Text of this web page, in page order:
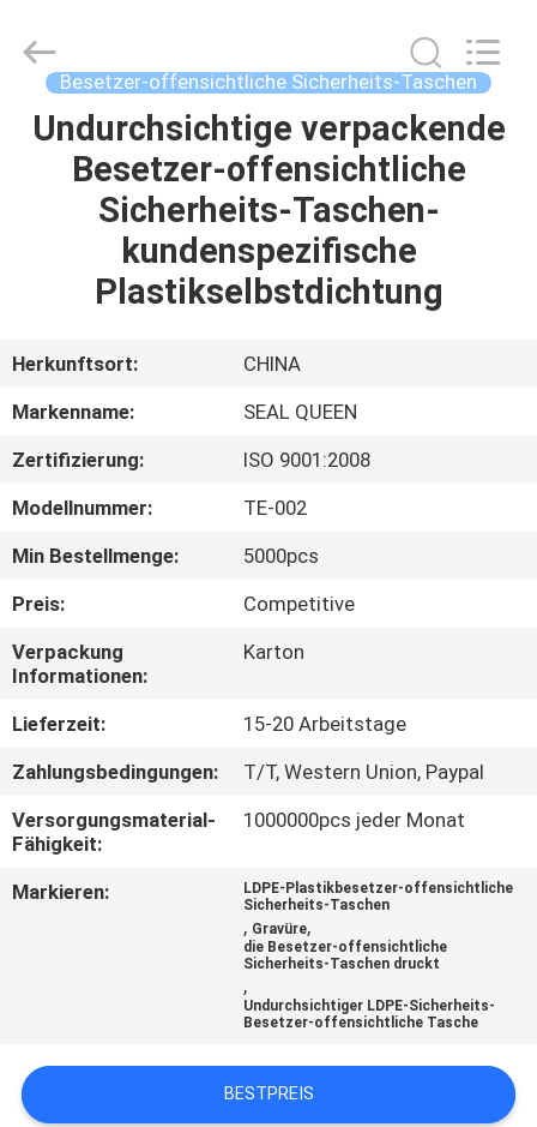
HAUS
PRODUKTE
FABRIK-
QUALITÄTSKONTROLLE
TRETEN
SIE
MIT
UNS
IN
VERBINDUNG
SITEMAP
Material
Besetzer-offensichtliche Sicherheits-Taschen
Undurchsichtige verpackende
Besetzer-offensichtliche
Sicherheits-Taschen-
kundenspezifische
Plastikselbstdichtung
Herkunftsort:
CHINA
Markenname:
SEAL QUEEN
Zertifizierung:
ISO 9001:2008
Modellnummer:
TE-002
Min Bestellmenge:
5000pcs
Preis:
Competitive
Verpackung
Informationen:
Karton
Lieferzeit:
15-20 Arbeitstage
Zahlungsbedingungen:
T/T, Western Union, Paypal
Versorgungsmaterial-
Fähigkeit:
1000000pcs jeder Monat
Markieren:
LDPE-Plastikbesetzer-offensichtliche
Sicherheits-Taschen
, Gravüre,
die Besetzer-offensichtliche
Sicherheits-Taschen druckt
,
Undurchsichtiger LDPE-Sicherheits-
Besetzer-offensichtliche Tasche
BESTPREIS